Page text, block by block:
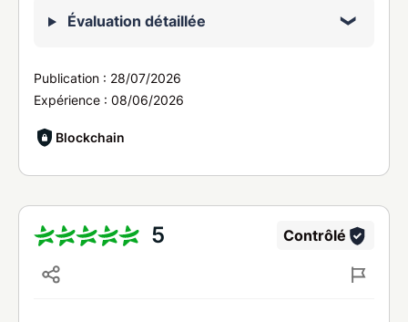
Évaluation détaillée
Publication : 28/07/2026
Expérience : 08/06/2026
Blockchain
5 Contrôlé